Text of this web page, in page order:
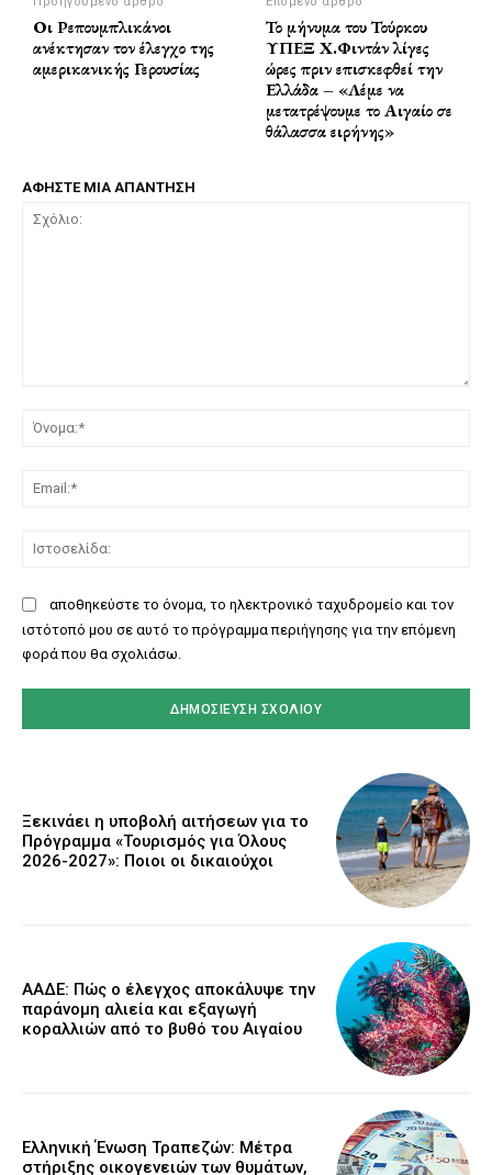
Οι Ρεπουμπλικάνοι
ανέκτησαν τον έλεγχο της
αμερικανικής Γερουσίας
Το μήνυμα του Τούρκου
ΥΠΕΞ Χ.Φιντάν λίγες
ώρες πριν επισκεφθεί την
Ελλάδα – «Λέμε να
μετατρέψουμε το Αιγαίο σε
θάλασσα ειρήνης»
ΑΦΗΣΤΕ ΜΙΑ ΑΠΑΝΤΗΣΗ
αποθηκεύστε το όνομα, το ηλεκτρονικό ταχυδρομείο και τον
ιστότοπό μου σε αυτό το πρόγραμμα περιήγησης για την επόμενη
φορά που θα σχολιάσω.
Ξεκινάει η υποβολή αιτήσεων για το
Πρόγραμμα «Τουρισμός για Όλους
2026-2027»: Ποιοι οι δικαιούχοι
ΑΑΔΕ: Πώς ο έλεγχος αποκάλυψε την
παράνομη αλιεία και εξαγωγή
κοραλλιών από το βυθό του Αιγαίου
Ελληνική Ένωση Τραπεζών: Μέτρα
στήριξης οικογενειών των θυμάτων,